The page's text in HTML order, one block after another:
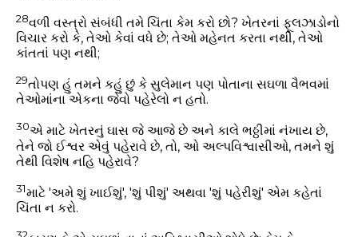
28વળી વસ્ત્રો સંબંધી તમે ચિંતા કેમ કરો છો? ખેતરનાં ફૂલઝાડોનો
વિચાર કરો કે, તેઓ કેવાં વધે છે; તેઓ મહેનત કરતા નથી, તેઓ
કાંતતાં પણ નથી;
29તોપણ હું તમને કહું છું કે સુલેમાન પણ પોતાના સઘળા વૈભવમાં
તેઓમાંના એકના જેવો પહેરેલો ન હતો.
30એ માટે ખેતરનું ઘાસ જે આજે છે અને કાલે ભઠ્ઠીમાં નંખાય છે,
તેને જો ઈશ્વર એવું પહેરાવે છે, તો, ઓ અલ્પવિશ્વાસીઓ, તમને શું
તેથી વિશેષ નહિ પહેરાવે?
31માટે 'અમે શું ખાઈશું', 'શું પીશું' અથવા 'શું પહેરીશું' એમ કહેતાં
ચિંતા ન કરો.